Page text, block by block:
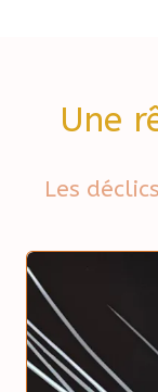
Une
Les